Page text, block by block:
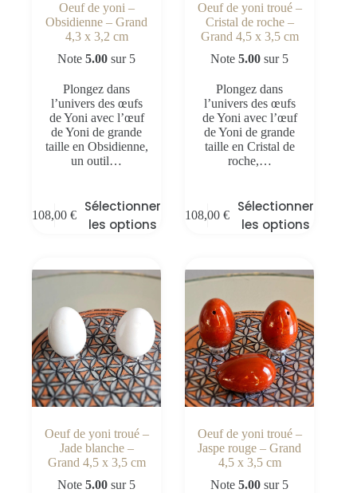
Oeuf de yoni –
Obsidienne – Grand
4,3 x 3,2 cm
Note5.00 sur 5
Plongez dans
l’univers des œufs
de Yoni avec l’œuf
de Yoni de grande
taille en Obsidienne,
un outil…
108,00€
Sélectionner
les options
Oeuf de yoni troué –
Cristal de roche –
Grand 4,5 x 3,5 cm
Note5.00 sur 5
Plongez dans
l’univers des œufs
de Yoni avec l’œuf
de Yoni de grande
taille en Cristal de
roche,…
108,00€
Sélectionner
les options
Oeuf de yoni troué –
Jade blanche –
Grand 4,5 x 3,5 cm
Note5.00 sur 5
Oeuf de yoni troué –
Jaspe rouge – Grand
4,5 x 3,5 cm
Note5.00 sur 5